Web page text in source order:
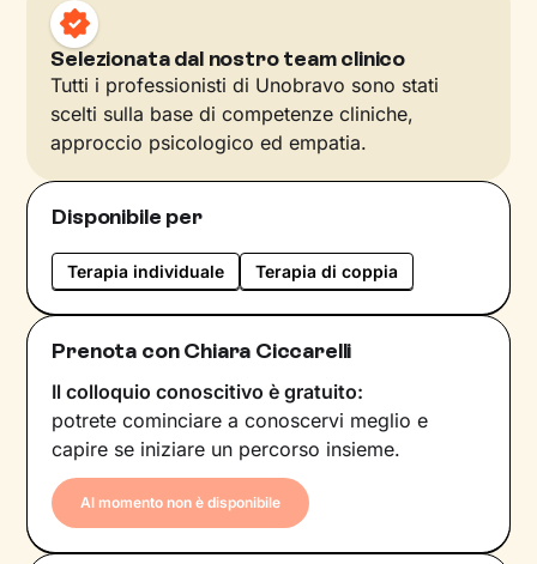
Selezionata dal nostro team clinico
Tutti i professionisti di Unobravo sono stati
scelti sulla base di competenze cliniche,
approccio psicologico ed empatia.
Disponibile per
Terapia individuale Terapia di coppia
Prenota con Chiara Ciccarelli
Il colloquio conoscitivo è gratuito:
potrete cominciare a conoscervi meglio e
capire se iniziare un percorso insieme.
Al momento non è disponibile